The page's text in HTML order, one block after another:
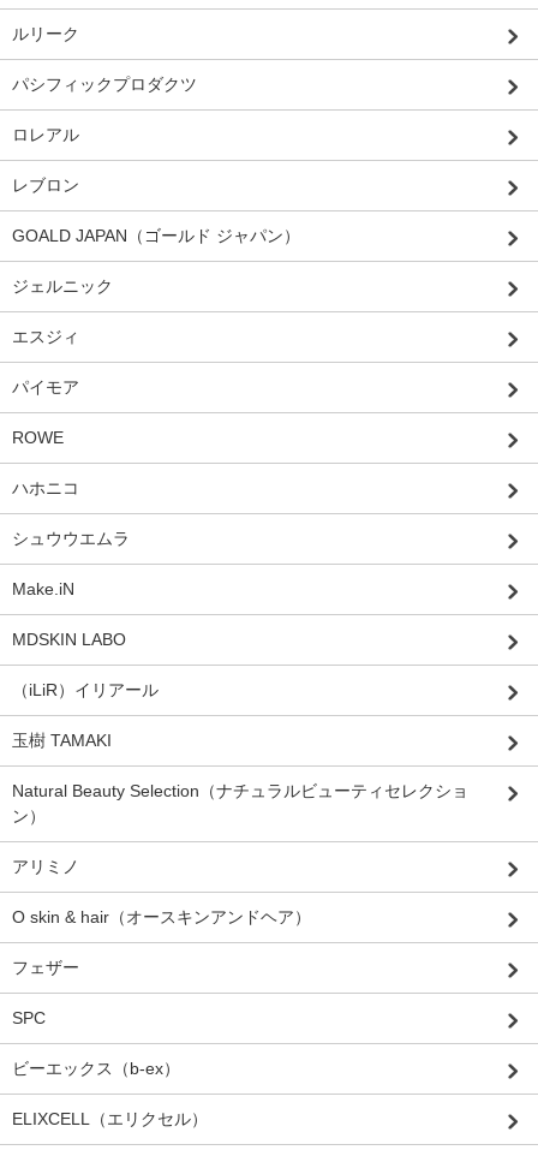
ルリーク
パシフィックプロダクツ
ロレアル
レブロン
GOALD JAPAN（ゴールド ジャパン）
ジェルニック
エスジィ
パイモア
ROWE
ハホニコ
シュウウエムラ
Make.iN
MDSKIN LABO
（iLiR）イリアール
玉樹 TAMAKI
Natural Beauty Selection（ナチュラルビューティセレクショ
ン）
アリミノ
O skin & hair（オースキンアンドヘア）
フェザー
SPC
ビーエックス（b-ex）
ELIXCELL（エリクセル）